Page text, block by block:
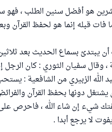
هو أفضل سنين الطلب ، فهو
فات قبله إنما هو لحفظ القرآن
يبتدئ بسماع الحديث بعد
وقال سفيان الثوري : كان الرجل
الله الزبيري من الشافعية :
دونها بحفظ القرآن
شيء إن شاء الله ، فاحرص
لا يرجع أبدا .